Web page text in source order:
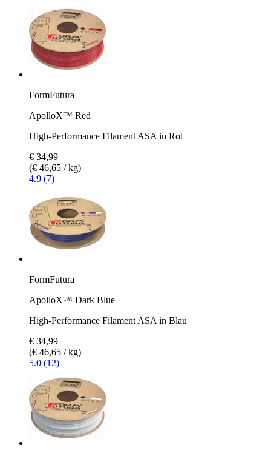
FormFutura
ApolloX™ Red
High-Performance Filament ASA in Rot
€ 34,99
(€ 46,65 / kg)
4.9 (7)
FormFutura
ApolloX™ Dark Blue
High-Performance Filament ASA in Blau
€ 34,99
(€ 46,65 / kg)
5.0 (12)